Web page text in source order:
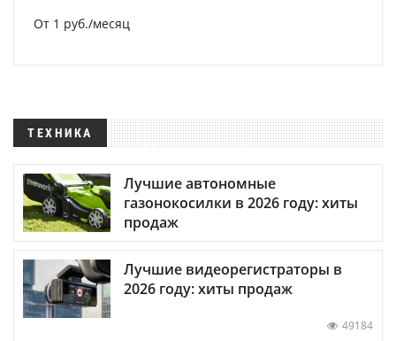
От 1 руб./месяц
ТЕХНИКА
Лучшие автономные
газонокосилки в 2026 году: хиты
продаж
Лучшие видеорегистраторы в
2026 году: хиты продаж
49184